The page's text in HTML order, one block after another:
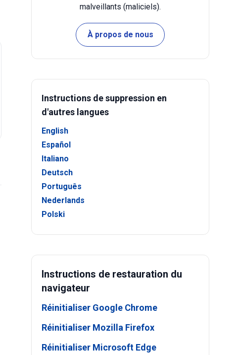
malveillants (maliciels).
À propos de nous
Instructions de suppression en
d'autres langues
English
Español
Italiano
Deutsch
Português
Nederlands
Polski
Instructions de restauration du
navigateur
Réinitialiser Google Chrome
Réinitialiser Mozilla Firefox
Réinitialiser Microsoft Edge